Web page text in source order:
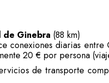
de Ginebra (88 km)
conexiones diarias
20 € por persona
de transporte